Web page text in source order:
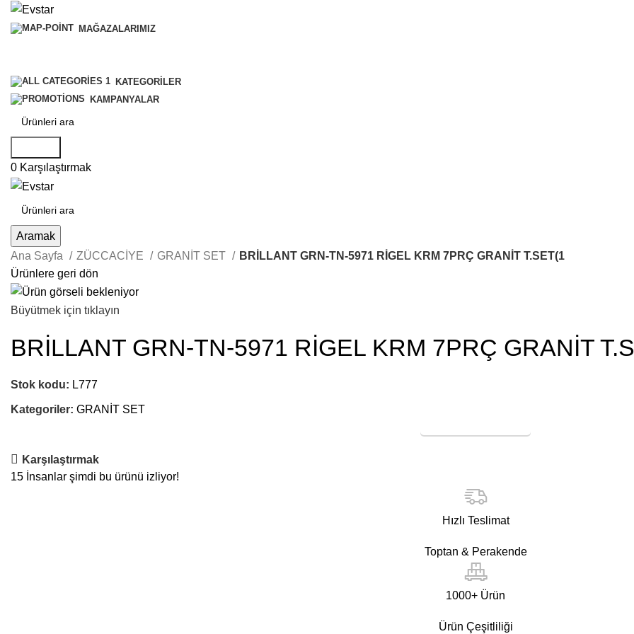
MAĞAZALARIMIZ
KATEGORILER
KAMPANYALAR
0 Karşılaştırmak
Aramak
Ana Sayfa
ZÜCCACİYE GRANİT SET
BRİLLANT GRN-TN-5971 RİGEL KRM 7PRÇ GRANİT T.SET(1
Ürünlere geri dön
Büyütmek için tıklayın
BRİLLANT GRN-TN-5971 RİGEL KRM 7PRÇ GRANİT
Stok kodu: L777
Kategoriler: GRANİT SET
Karşılaştırmak
15 İnsanlar şimdi bu ürünü izliyor!
Hızlı Teslimat
Toptan & Perakende
1000+ Ürün
Ürün Çeşitliliği